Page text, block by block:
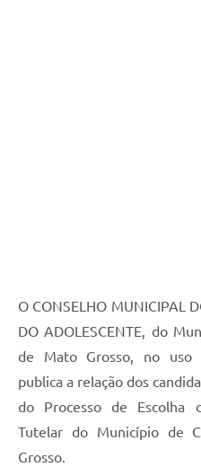
O CONSELHO MUNICIPAL
DO ADOLESCENTE, do
de Mato Grosso, no uso
publica a relação dos
do Processo de Escolha
Tutelar do Município de
Grosso.